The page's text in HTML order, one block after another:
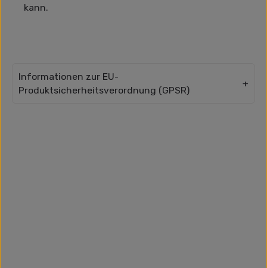
kann.
Informationen zur EU-
Produktsicherheitsverordnung (GPSR)